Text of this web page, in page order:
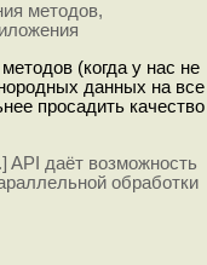
методов,
(когда у нас не
данных на все
просадить качество
API даёт возможность
обработки